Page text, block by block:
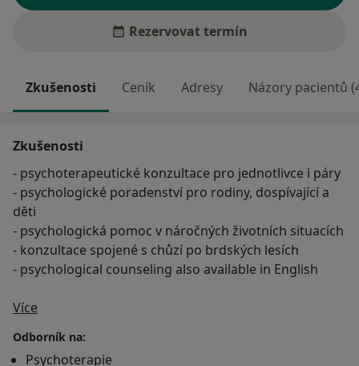
Rezervovat termín
Zkušenosti Ceník Adresy Názory pacientů
Zkušenosti
- psychoterapeutické konzultace pro jednotlivce i páry
- psychologické poradenství pro rodiny, dospívající a
děti
- psychologická pomoc v náročných životních situacích
- konzultace spojené s chůzí po brdských lesích
- psychological counseling also available in English
VZDĚLÁNÍ
2013 – dosud : PedF UK, Praha, katedra filosofie
– postgraduální doktorské studium filosofie
Více
Odborník na:
Psychoterapie